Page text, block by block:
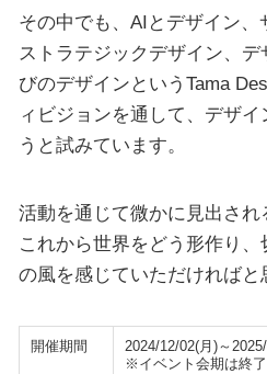
その中でも、AIとデザイン、
ストラテジックデザイン、
びのデザインというTama
ィビジョンを通して、デザ
うと試みています。
活動を通じて微かに見出さ
これから世界をどう形作り
の風を感じていただければと
開催期間
2024/12/02(月)～
※イベント会期は終